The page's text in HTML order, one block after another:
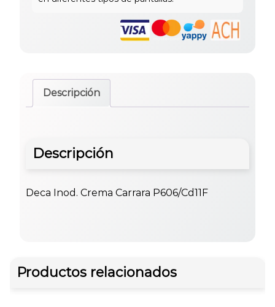
Descripción
Descripción
Deca Inod. Crema Carrara P606/Cd11F
Productos relacionados